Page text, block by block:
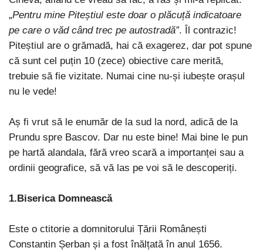
„Pentru mine Piteștiul este doar o plăcuță indicatoare
pe care o văd când trec pe autostradă”. Îl contrazic!
Piteștiul are o grămadă, hai că exagerez, dar pot spune
că sunt cel puțin 10 (zece) obiective care merită,
trebuie să fie vizitate. Numai cine nu-și iubește orașul
nu le vede!
Aș fi vrut să le enumăr de la sud la nord, adică de la
Prundu spre Bascov. Dar nu este bine! Mai bine le pun
pe hartă alandala, fără vreo scară a importanței sau a
ordinii geografice, să vă las pe voi să le descoperiți.
1.Biserica Domnească
Este o ctitorie a domnitorului Țării Românești
Constantin Șerban și a fost înălțată în anul 1656.